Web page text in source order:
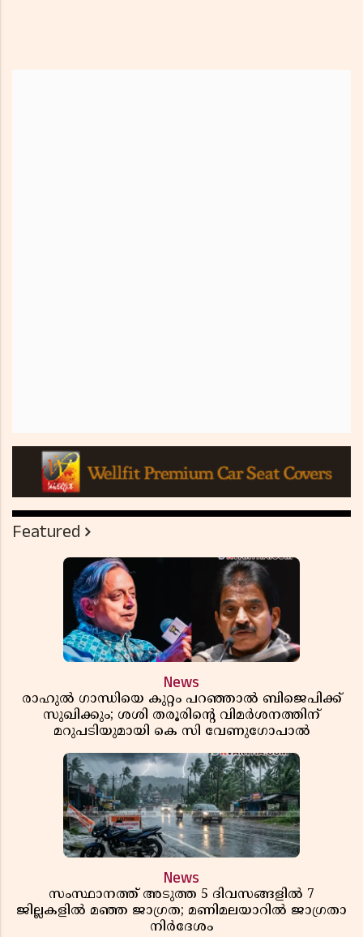
Featured
News
രാഹുൽ ഗാന്ധിയെ കുറ്റം പറഞ്ഞാൽ ബിജെപിക്ക്
സുഖിക്കും; ശശി തരൂരിന്റെ വിമർശനത്തിന്
മറുപടിയുമായി കെ സി വേണുഗോപാൽ
News
സംസ്ഥാനത്ത് അടുത്ത 5 ദിവസങ്ങളിൽ 7
ജില്ലകളിൽ മഞ്ഞ ജാഗ്രത; മണിമലയാറിൽ ജാഗ്രതാ
നിർദേശം